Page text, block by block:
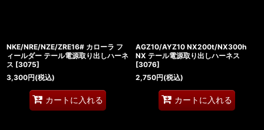
NKE/NRE/NZE/ZRE16# カローラ フ
ィールダー テール電源取り出しハーネ
ス [3075]
3,300円(税込)
カートに入れる
AGZ10/AYZ10 NX200t/NX300h
NX テール電源取り出しハーネス
[3076]
2,750円(税込)
カートに入れる